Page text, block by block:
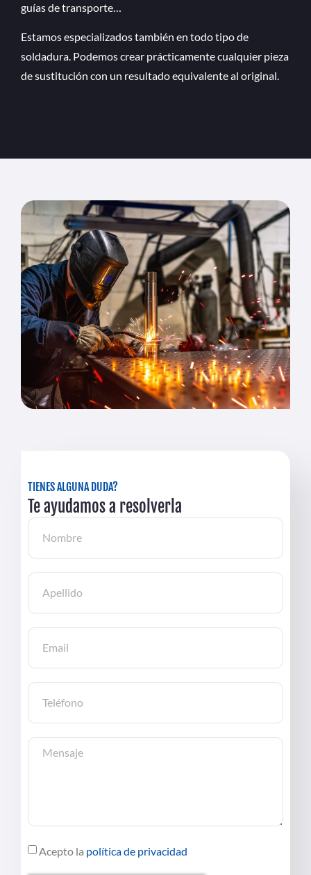
guías de transporte…
Estamos especializados también en todo tipo de
soldadura. Podemos crear prácticamente cualquier pieza
de sustitución con un resultado equivalente al original.
TIENES ALGUNA DUDA?
Te ayudamos a resolverla
Acepto la política de privacidad